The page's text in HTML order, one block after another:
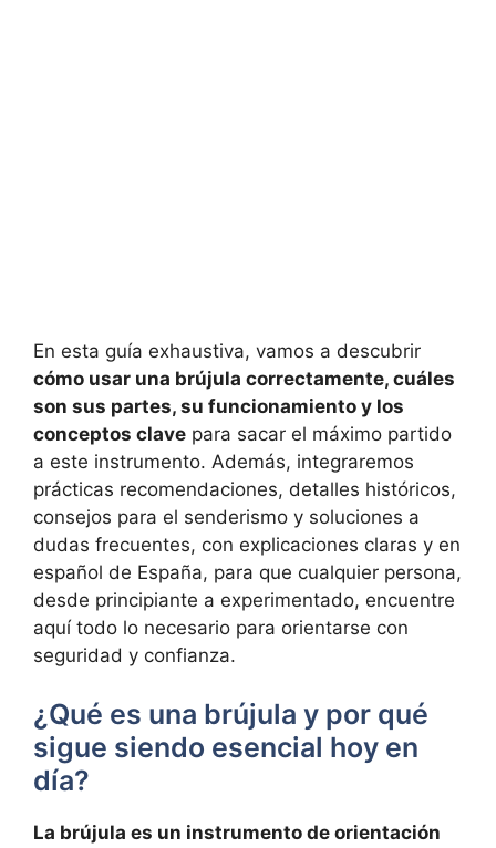
En esta guía exhaustiva, vamos a descubrir
cómo usar una brújula correctamente, cuáles
son sus partes, su funcionamiento y los
conceptos clave para sacar el máximo partido
a este instrumento. Además, integraremos
prácticas recomendaciones, detalles históricos,
consejos para el senderismo y soluciones a
dudas frecuentes, con explicaciones claras y en
español de España, para que cualquier persona,
desde principiante a experimentado, encuentre
aquí todo lo necesario para orientarse con
seguridad y confianza.
¿Qué es una brújula y por qué
sigue siendo esencial hoy en
día?
La brújula es un instrumento de orientación